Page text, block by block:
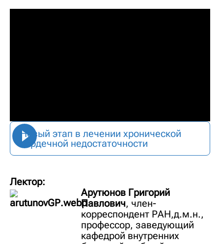
Новый этап в лечении хронической
сердечной недостаточности
Лектор:
Арутюнов Григорий
Павлович, член-
корреспондент РАН,д.м.н.,
профессор, заведующий
кафедрой внутренних